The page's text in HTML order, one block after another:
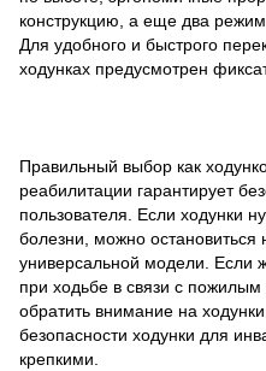
конструкцию, а еще два
Для удобного и быстрого
ходунках предусмотрен
Правильный выбор как
реабилитации гарантирует
пользователя. Если ходунки
болезни, можно
универсальной модели. Если
при ходьбе в связи с
обратить внимание на
безопасности ходунки для
крепкими.